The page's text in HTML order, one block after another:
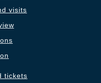
visits
tickets